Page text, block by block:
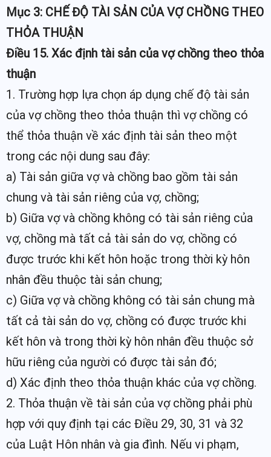
Mục 3: CHẾ ĐỘ TÀI SẢN CỦA VỢ CHỒNG THEO
THỎA THUẬN
Điều 15. Xác định tài sản của vợ chồng theo thỏa
thuận
1. Trường hợp lựa chọn áp dụng chế độ tài sản
của vợ chồng theo thỏa thuận thì vợ chồng có
thể thỏa thuận về xác định tài sản theo một
trong các nội dung sau đây:
a) Tài sản giữa vợ và chồng bao gồm tài sản
chung và tài sản riêng của vợ, chồng;
b) Giữa vợ và chồng không có tài sản riêng của
vợ, chồng mà tất cả tài sản do vợ, chồng có
được trước khi kết hôn hoặc trong thời kỳ hôn
nhân đều thuộc tài sản chung;
c) Giữa vợ và chồng không có tài sản chung mà
tất cả tài sản do vợ, chồng có được trước khi
kết hôn và trong thời kỳ hôn nhân đều thuộc sở
hữu riêng của người có được tài sản đó;
d) Xác định theo thỏa thuận khác của vợ chồng.
2. Thỏa thuận về tài sản của vợ chồng phải phù
hợp với quy định tại các Điều 29, 30, 31 và 32
của Luật Hôn nhân và gia đình. Nếu vi phạm,